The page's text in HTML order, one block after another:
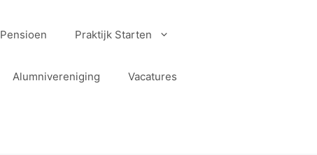
Pensioen Praktijk Starten
Alumnivereniging Vacatures